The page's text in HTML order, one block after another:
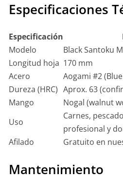
Especificaciones
Especificación
Modelo
Black Santoku
Longitud hoja 170 mm
Acero
Aogami #2
Dureza (HRC) Aprox. 63
Mango
Nogal (walnut
Uso
Carnes,
profesional y
Afilado
Gratuito en
Mantenimiento